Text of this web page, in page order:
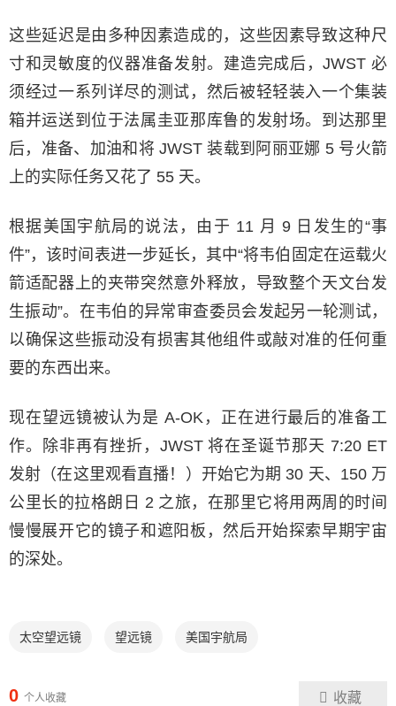
这些延迟是由多种因素造成的，这些因素导致这种尺
寸和灵敏度的仪器准备发射。建造完成后，JWST 必
须经过一系列详尽的测试，然后被轻轻装入一个集装
箱并运送到位于法属圭亚那库鲁的发射场。到达那里
后，准备、加油和将 JWST 装载到阿丽亚娜 5 号火箭
上的实际任务又花了 55 天。
根据美国宇航局的说法，由于 11 月 9 日发生的“事
件”，该时间表进一步延长，其中“将韦伯固定在运载火
箭适配器上的夹带突然意外释放，导致整个天文台发
生振动”。在韦伯的异常审查委员会发起另一轮测试，
以确保这些振动没有损害其他组件或敲对准的任何重
要的东西出来。
现在望远镜被认为是 A-OK，正在进行最后的准备工
作。除非再有挫折，JWST 将在圣诞节那天 7:20 ET
发射（在这里观看直播！）开始它为期 30 天、150 万
公里长的拉格朗日 2 之旅，在那里它将用两周的时间
慢慢展开它的镜子和遮阳板，然后开始探索早期宇宙
的深处。
太空望远镜 望远镜 美国宇航局
0 个人收藏 收藏